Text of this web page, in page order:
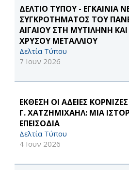
ΔΕΛΤΙΟ ΤΥΠΟΥ - ΕΓΚΑΙΝΙΑ
ΣΥΓΚΡΟΤΗΜΑΤΟΣ ΤΟΥ
ΑΙΓΑΙΟΥ ΣΤΗ ΜΥΤΙΛΗΝΗ
ΧΡΥΣΟΥ ΜΕΤΑΛΛΙΟΥ
Δελτία Τύπου
7 Ιουν 2026
ΕΚΘΕΣΗ ΟΙ ΑΔΕΙΕΣ
Γ. ΧΑΤΖΗΜΙΧΑΗΛ: ΜΙΑ
ΕΠΕΙΣΟΔΙΑ
Δελτία Τύπου
4 Ιουν 2026